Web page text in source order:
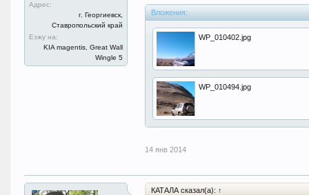
Адрес:
г. Георгиевск,
Ставропольский край
Езжу на:
KIA magentis, Great Wall
Wingle 5
Вложения:
WP_010402.jpg
WP_010494.jpg
14 янв 2014
КАТАЛА сказал(а): ↑